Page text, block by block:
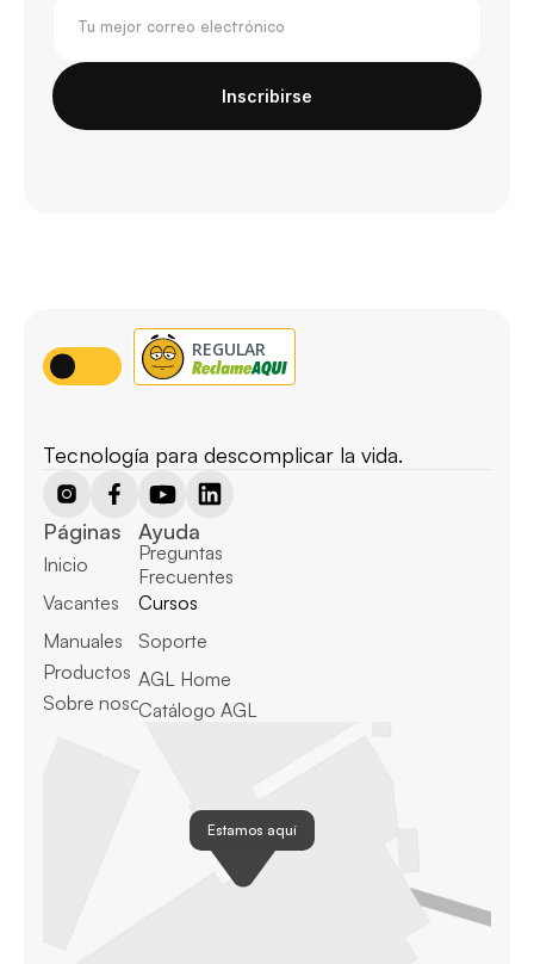
Inscribirse
Tecnología para descomplicar la vida.
Páginas
Inicio
Vacantes
Manuales
Productos
Sobre nosotros
Ayuda
Preguntas
Frecuentes
Cursos
Soporte
AGL Home
Catálogo AGL
Estamos aquí